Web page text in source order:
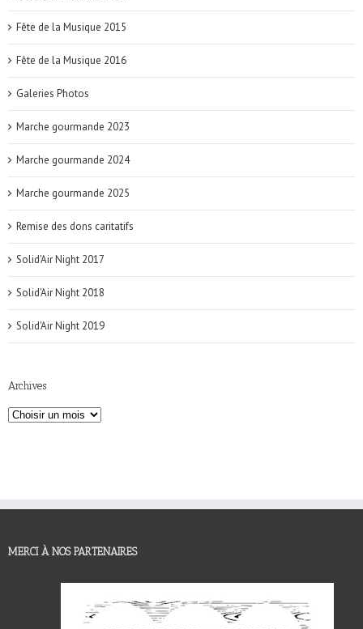
Fête de la Musique 2015
Fête de la Musique 2016
Galeries Photos
Marche gourmande 2023
Marche gourmande 2024
Marche gourmande 2025
Remise des dons caritatifs
Solid'Air Night 2017
Solid'Air Night 2018
Solid'Air Night 2019
Archives
MERCI À NOS PARTENAIRES